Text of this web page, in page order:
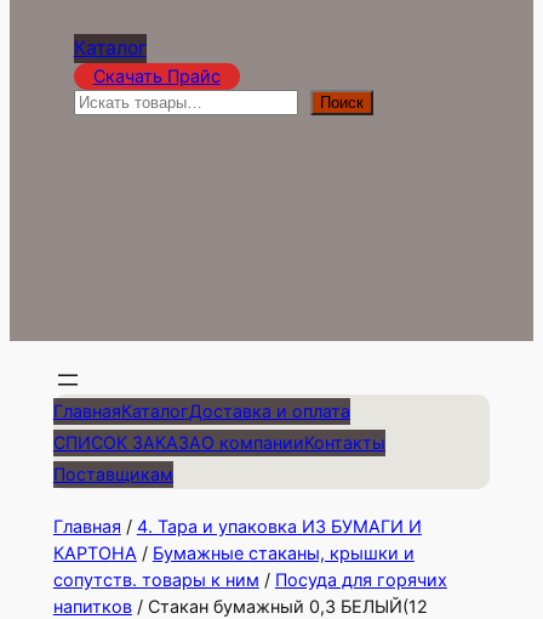
Каталог
Скачать Прайс
П
Поиск
ГлавнаяКаталогДоставка и оплата
СПИСОК ЗАКАЗАО компанииКонтакты
Поставщикам
Главная / 4. Тара и упаковка ИЗ БУМАГИ И
КАРТОНА / Бумажные стаканы, крышки и
сопутств. товары к ним / Посуда для горячих
напитков/ Стакан бумажный 0,3 БЕЛЫЙ(12